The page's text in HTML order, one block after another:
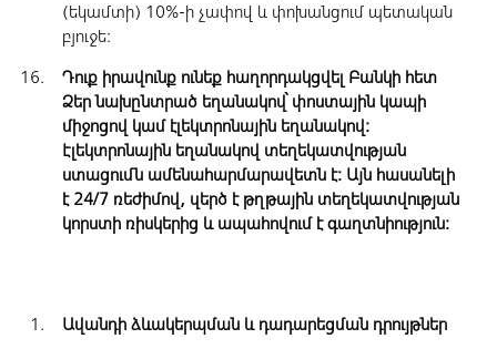
(եկամտի) 10%-ի չափով և փոխանցում պետական
բյուջե:
Դուք իրավունք ունեք հաղորդակցվել Բանկի հետ
Ձեր նախընտրած եղանակով՝ փոստային կապի
միջոցով կամ էլեկտրոնային եղանակով:
Էլեկտրոնային եղանակով տեղեկատվության
ստացումն ամենահարմարավետն է: Այն հասանելի
է 24/7 ռեժիմով, զերծ է թղթային տեղեկատվության
կորստի ռիսկերից և ապահովում է գաղտնիություն:
Ավանդի ձևակերպման և դադարեցման դրույթներ